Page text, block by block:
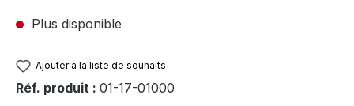
Plus disponible
Ajouter à la liste de souhaits
Réf. produit : 01-17-01000